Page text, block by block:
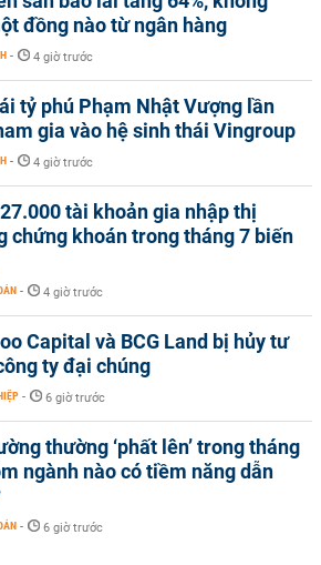
đồng nào từ ngân hàng
- 4 giờ trước
tỷ phú Phạm Nhật Vượng lần
gia vào hệ sinh thái Vingroup
- 4 giờ trước
tài khoản gia nhập thị
chứng khoán trong tháng 7 biến
- 4 giờ trước
Capital và BCG Land bị hủy tư
ty đại chúng
- 6 giờ trước
thường ‘phất lên’ trong tháng
ngành nào có tiềm năng dẫn
- 6 giờ trước